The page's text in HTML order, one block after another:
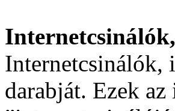
Internetcsinálók,
darabját. Ezek